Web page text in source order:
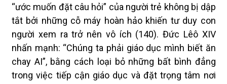
“ước muốn đặt câu hỏi” của người trẻ không bị dập
tắt bởi những cỗ máy hoàn hảo khiến tư duy con
người xem ra trở nên vô ích (140). Đức Lêô XIV
nhấn mạnh: “Chúng ta phải giáo dục mình biết ăn
chay AI”, bằng cách loại bỏ những bất bình đẳng
trong việc tiếp cận giáo dục và đặt trọng tâm nơi